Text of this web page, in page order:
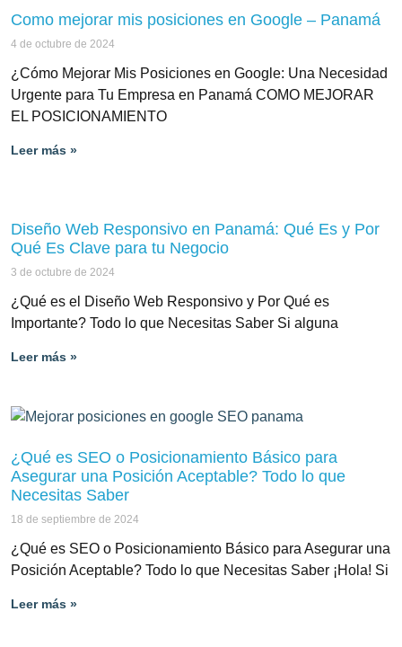
Como mejorar mis posiciones en Google – Panamá
4 de octubre de 2024
¿Cómo Mejorar Mis Posiciones en Google: Una Necesidad
Urgente para Tu Empresa en Panamá COMO MEJORAR
EL POSICIONAMIENTO
Leer más »
Diseño Web Responsivo en Panamá: Qué Es y Por
Qué Es Clave para tu Negocio
3 de octubre de 2024
¿Qué es el Diseño Web Responsivo y Por Qué es
Importante? Todo lo que Necesitas Saber Si alguna
Leer más »
¿Qué es SEO o Posicionamiento Básico para
Asegurar una Posición Aceptable? Todo lo que
Necesitas Saber
18 de septiembre de 2024
¿Qué es SEO o Posicionamiento Básico para Asegurar una
Posición Aceptable? Todo lo que Necesitas Saber ¡Hola! Si
Leer más »